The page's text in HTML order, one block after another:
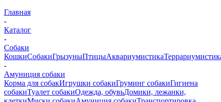
Главная
-
Каталог
-
Собаки
КошкиСобакиГрызуныПтицыАквариумистика
-
Амуниция собаки
Корма для собакИгрушки собакиГруминг собакиГигиена
собакиТуалет собакиОдежда, обувьДомики, лежанки,